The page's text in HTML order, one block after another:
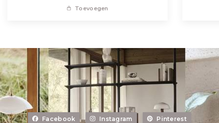
Toevoegen
Facebook Instagram Pinterest